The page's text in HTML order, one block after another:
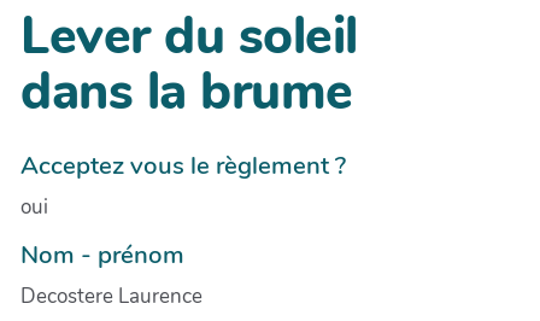
Lever du soleil
dans la brume
Acceptez vous le règlement ?
oui
Nom - prénom
Decostere Laurence